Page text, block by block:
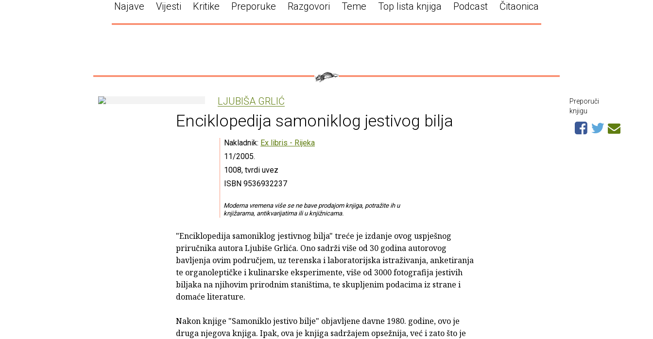
Najave Vijesti Kritike Preporuke Razgovori Teme Top lista knjiga Podcast Čitaonica
LJUBIŠA GRLIĆ
Enciklopedija samoniklog jestivog bilja
Nakladnik: Ex libris - Rijeka
11/2005.
1008, tvrdi uvez
ISBN 9536932237
Moderna vremena više se ne bave prodajom knjiga, potražite ih u
knjižarama, antikvarijatima ili u knjižnicama.
"Enciklopedija samoniklog jestivnog bilja" treće je izdanje ovog uspješnog
priručnika autora Ljubiše Grlića. Ono sadrži više od 30 godina autorovog
bavljenja ovim područjem, uz terenska i laboratorijska istraživanja, anketiranja
te organoleptičke i kulinarske eksperimente, više od 3000 fotografija jestivih
biljaka na njihovim prirodnim staništima, te skupljenim podacima iz strane i
domaće literature.
Nakon knjige "Samoniklo jestivo bilje" objavljene davne 1980. godine, ovo je
druga njegova knjiga. Ipak, ova je knjiga sadržajem opsežnija, već i zato što je
Preporuči
knjigu